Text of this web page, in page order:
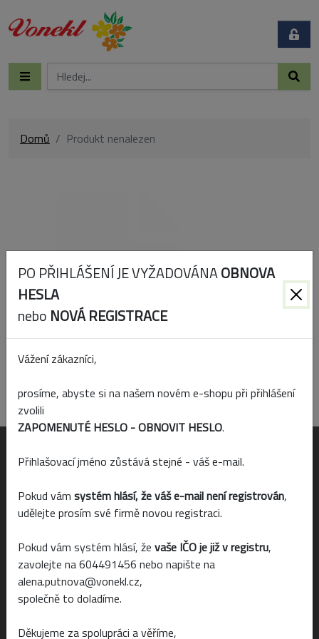
Domů Produkt nenalezen
Produkt nenalezen
OTEVÍRACÍ DOBA
Po-Pá 6:00 - 19:00
Ne 8:00 - 14:00
NAKUPOVÁNÍ
PO PŘIHLÁŠENÍ JE VYŽADOVÁNAOBNOVA
HESLA
nebo NOVÁ REGISTRACE
Vážení zákazníci,
prosíme, abyste si na našem novém e-shopu při přihlášení
zvolili
ZAPOMENUTÉ HESLO - OBNOVIT HESLO.
Přihlašovací jméno zůstává stejné - váš e-mail.
Pokud vám systém hlásí, že váš e-mail není registrován,
udělejte prosím své firmě novou registraci.
Pokud vám systém hlásí, že vaše IČO je již v registru,
zavolejte na 604491456 nebo napište na
alena.putnova@vonekl.cz,
společně to doladíme.
Děkujeme za spolupráci a věříme,